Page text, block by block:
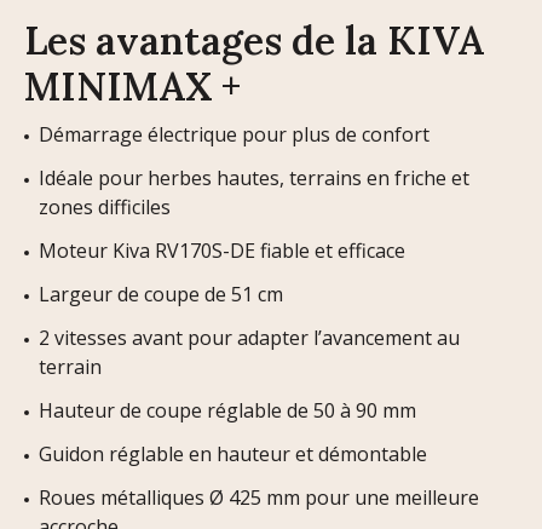
Les avantages de la KIVA
MINIMAX +
Démarrage électrique pour plus de confort
Idéale pour herbes hautes, terrains en friche et
zones difficiles
Moteur Kiva RV170S-DE fiable et efficace
Largeur de coupe de 51 cm
2 vitesses avant pour adapter l’avancement au
terrain
Hauteur de coupe réglable de 50 à 90 mm
Guidon réglable en hauteur et démontable
Roues métalliques Ø 425 mm pour une meilleure